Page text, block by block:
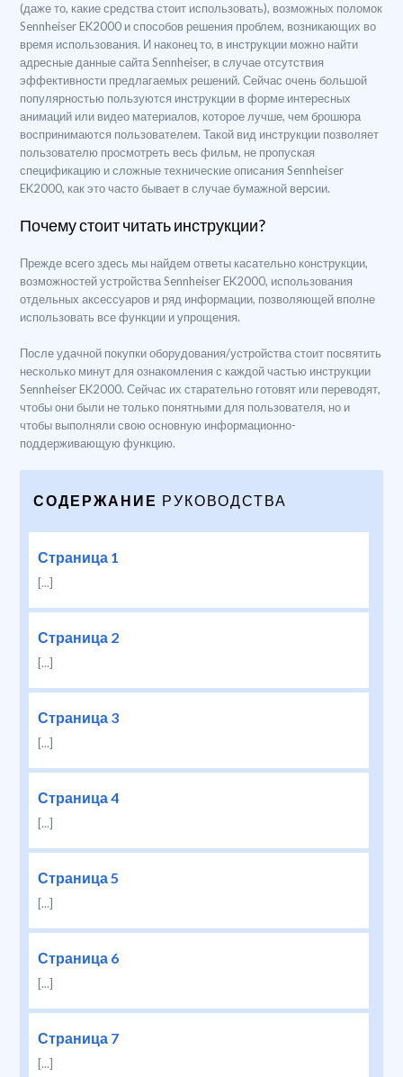
(даже то, какие средства стоит использовать), возможных поломок
Sennheiser EK2000 и способов решения проблем, возникающих во
время использования. И наконец то, в инструкции можно найти
адресные данные сайта Sennheiser, в случае отсутствия
эффективности предлагаемых решений. Сейчас очень большой
популярностью пользуются инструкции в форме интересных
анимаций или видео материалов, которое лучше, чем брошюра
воспринимаются пользователем. Такой вид инструкции позволяет
пользователю просмотреть весь фильм, не пропуская
спецификацию и сложные технические описания Sennheiser
EK2000, как это часто бывает в случае бумажной версии.
Почему стоит читать инструкции?
Прежде всего здесь мы найдем ответы касательно конструкции,
возможностей устройства Sennheiser EK2000, использования
отдельных аксессуаров и ряд информации, позволяющей вполне
использовать все функции и упрощения.
После удачной покупки оборудования/устройства стоит посвятить
несколько минут для ознакомления с каждой частью инструкции
Sennheiser EK2000. Сейчас их старательно готовят или переводят,
чтобы они были не только понятными для пользователя, но и
чтобы выполняли свою основную информационно-
поддерживающую функцию.
СОДЕРЖАНИЕ РУКОВОДСТВА
Страница 1
[...]
Страница 2
[...]
Страница 3
[...]
Страница 4
[...]
Страница 5
[...]
Страница 6
[...]
Страница 7
[...]